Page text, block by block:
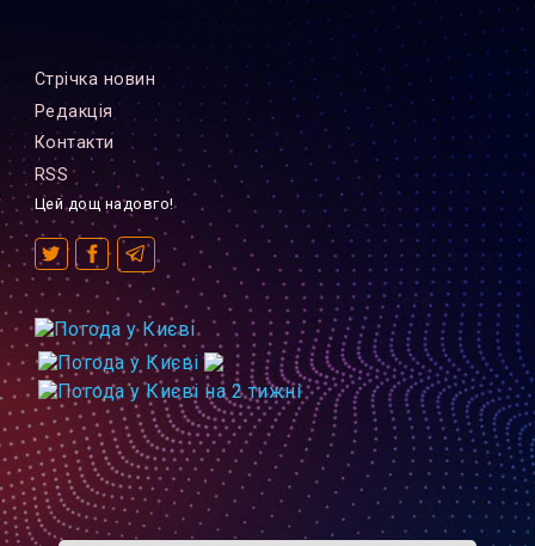
Стрiчка новин
Редакцiя
Контакти
RSS
Цей дощ надовго!